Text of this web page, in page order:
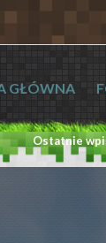
GŁÓWNA
Ostatnie